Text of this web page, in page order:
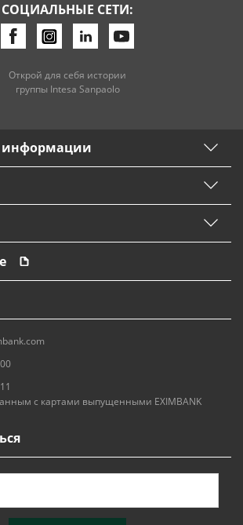
СОЦИАЛЬНЫЕ СЕТИ:
Открой для себя истории
группы Intesa Sanpaolo
информации
с картами выпущенными EXIMBANK